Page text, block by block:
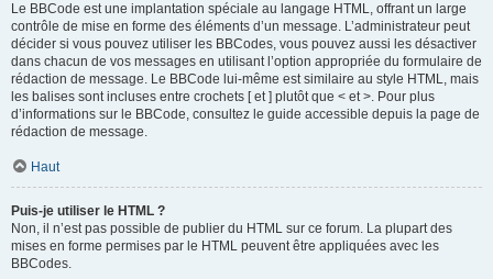
Le BBCode est une implantation spéciale au langage HTML, offrant un large
contrôle de mise en forme des éléments d’un message. L’administrateur peut
décider si vous pouvez utiliser les BBCodes, vous pouvez aussi les désactiver
dans chacun de vos messages en utilisant l’option appropriée du formulaire de
rédaction de message. Le BBCode lui-même est similaire au style HTML, mais
les balises sont incluses entre crochets [ et ] plutôt que < et >. Pour plus
d’informations sur le BBCode, consultez le guide accessible depuis la page de
rédaction de message.
Haut
Puis-je utiliser le HTML ?
Non, il n’est pas possible de publier du HTML sur ce forum. La plupart des
mises en forme permises par le HTML peuvent être appliquées avec les
BBCodes.